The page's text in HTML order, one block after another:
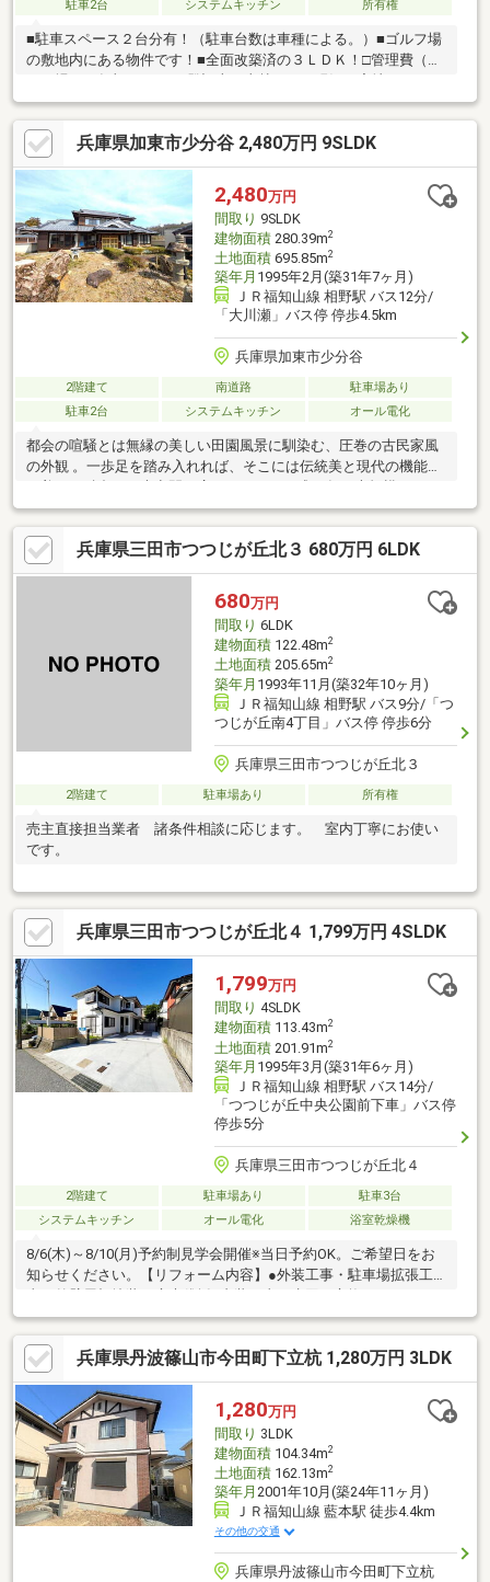
駐車2台 システムキッチン 所有権
■駐車スペース２台分有！（駐車台数は車種による。）■ゴルフ場
の敷地内にある物件です！■全面改築済の３ＬＤＫ！□管理費（ゴ
ルフ場）：年額30000円□登記上は山林ですが現況は宅地です。□
平成6年に全面改築。改築月調査中につき1月で記載。改築後建物
未登記。□トイレに水漏れ有りその他の物件もご紹介可能です。
お客様のご希望に沿ってご提案いたしますので、お気軽にお問い
合わせください。また、「購入に関しての住宅ローン」、「火災
保険」や当社グループ会社の株式会社福屋工務店にて「リフォー
ム・注文住宅」のご提案も可能です。
兵庫県加東市少分谷 2,480万円 9SLDK
2,480万円
間取り 9SLDK
建物面積280.39m2
土地面積695.85m2
築年月 1995年2月(築31年7ヶ月)
ＪＲ福知山線 相野駅 バス12分/
「大川瀬」バス停 停歩4.5km
兵庫県加東市少分谷
2階建て 南道路
駐車場あり
駐車2台
システムキッチン オール電化
都会の喧騒とは無縁の美しい田園風景に馴染む、圧巻の古民家風
の外観 。一歩足を踏み入れれば、そこには伝統美と現代の機能性
ームが施された室内は 、家族やゲストが集うリビングに人気のア
イランドキッチンを配し 、全室にエアコンを完備した快適仕様 。
心地よい風が吹き抜ける広々とした縁側からは、四季折々の表情
を見せる情緒豊かな庭園を望むことができます 。9SLDKのゆとり
ある間取りは 、二世帯同居やリモートワークの書斎、趣味の部屋
など、あらゆるライフスタイルに柔軟に対応。耐震基準適合証明
書もあり 、安心感に包まれた丁寧な暮らしが始まります。
兵庫県三田市つつじが丘北３ 680万円 6LDK
680万円
間取り 6LDK
建物面積122.48m2
土地面積205.65m2
築年月 1993年11月(築32年10ヶ月)
ＪＲ福知山線 相野駅 バス9分/「つ
つじが丘南4丁目」バス停 停歩6分
兵庫県三田市つつじが丘北３
2階建て 駐車場あり 所有権
売主直接担当業者 諸条件相談に応じます。 室内丁寧にお使い
です。
兵庫県三田市つつじが丘北４ 1,799万円 4SLDK
1,799万円
間取り 4SLDK
建物面積113.43m2
土地面積201.91m2
築年月 1995年3月(築31年6ヶ月)
ＪＲ福知山線 相野駅 バス14分/
「つつじが丘中央公園前下車」バス停
停歩5分
兵庫県三田市つつじが丘北４
2階建て 駐車場あり
駐車3台
システムキッチン
オール電化 浴室乾燥機
8/6(木)～8/10(月)予約制見学会開催※当日予約OK。ご希望日をお
知らせください。【リフォーム内容】●外装工事・駐車場拡張工
ング重張・クロス張替え・畳表替等【おすすめポイント】・シロ
アリ防除工事施工後5年間保証・返済額や融資可能額など、お客様
のご希望にあわせてご提案。住宅ローンが初めての方でもお気軽
にご相談ください【周辺施設】・つつじが丘小学校850ｍ（徒歩
11分）・藍中学校850ｍ（徒歩11分）・メルカート三田店様400ｍ
（徒歩5分）・ローソン西相野店様1700ｍ（徒歩22分）
兵庫県丹波篠山市今田町下立杭 1,280万円 3LDK
1,280万円
間取り 3LDK
建物面積104.34m2
土地面積162.13m2
築年月 2001年10月(築24年11ヶ月)
ＪＲ福知山線 藍本駅 徒歩4.4km
その他の交通
兵庫県丹波篠山市今田町下立杭